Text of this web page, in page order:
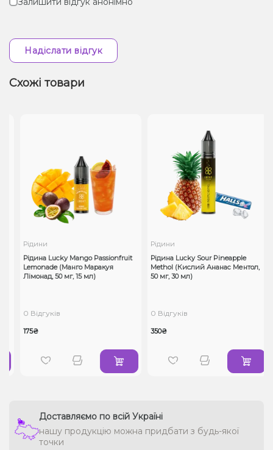
Надіслати відгук
Схожі товари
Рідини
Рідина Lucky Mango Passionfruit
Lemonade (Манго Маракуя
Лімонад, 50 мг, 15 мл)
0 Відгуків
175₴
Рідини
Рідина Lucky Sour Pineapple
Methol (Кислий Ананас Ментол,
50 мг, 30 мл)
0 Відгуків
350₴
Доставляємо по всій Україні
нашу продукцію можна придбати з будь-якої
точки